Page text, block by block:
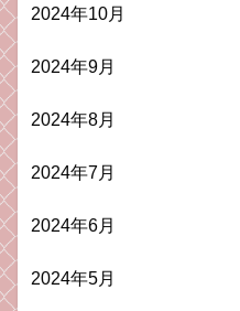
2024年10月
2024年9月
2024年8月
2024年7月
2024年6月
2024年5月